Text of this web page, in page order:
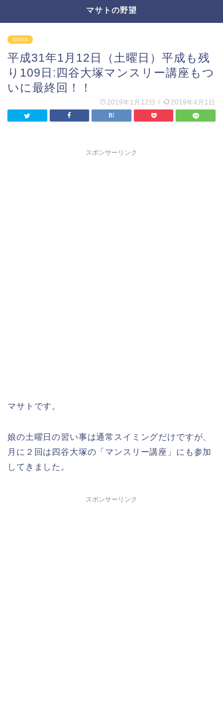
マサトの野望
SAPIX
平成31年1月12日（土曜日）平成も残
り109日:四谷大塚マンスリー講座もつ
いに最終回！！
2019年1月12日 / 2019年4月1日
スポンサーリンク
マサトです。
娘の土曜日の習い事は通常スイミングだけですが、
月に２回は四谷大塚の「マンスリー講座」にも参加
してきました。
スポンサーリンク